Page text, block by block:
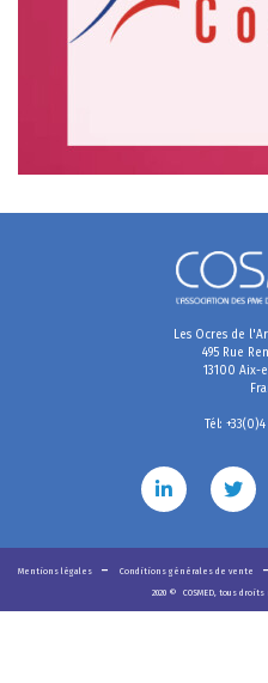
Les Ocres de
495 Rue
13100 Aix-
Tél:
Mentions légales Conditions générales de vente
2020 © COSMED, tous